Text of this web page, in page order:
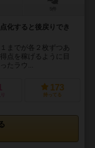
化すると後戻りでき
までが各２枚ずつあ
点を稼げるように目
たラウ...
173
持ってる